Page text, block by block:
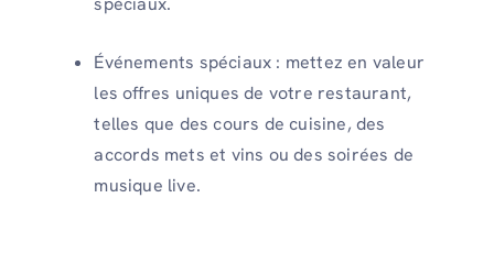
Événements spéciaux : mettez en valeur
les offres uniques de votre restaurant,
telles que des cours de cuisine, des
accords mets et vins ou des soirées de
musique live.